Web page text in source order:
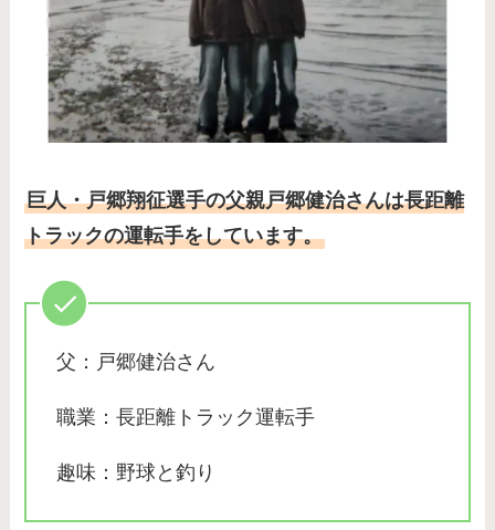
巨人・戸郷翔征選手の父親戸郷健治さんは長距離
トラックの運転手をしています。
父：戸郷健治さん
職業：長距離トラック運転手
趣味：野球と釣り